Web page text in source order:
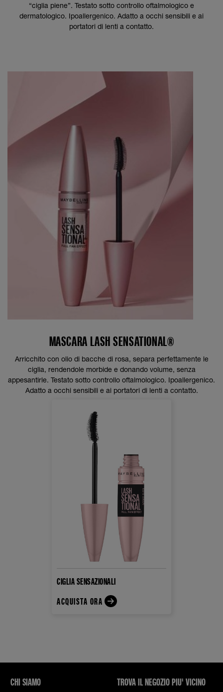
“ciglia piene”. Testato sotto controllo oftalmologico e
dermatologico. Ipoallergenico. Adatto a occhi sensibili e ai
portatori di lenti a contatto.
MASCARA LASH SENSATIONAL®
Arricchito con olio di bacche di rosa, separa perfettamente le
ciglia, rendendole morbide e donando volume, senza
appesantirle. Testato sotto controllo oftalmologico. Ipoallergenico.
Adatto a occhi sensibili e ai portatori di lenti a contatto.
CIGLIA SENSAZIONALI
ACQUISTA ORA
CHI SIAMO TROVA IL NEGOZIO PIU' VICINO